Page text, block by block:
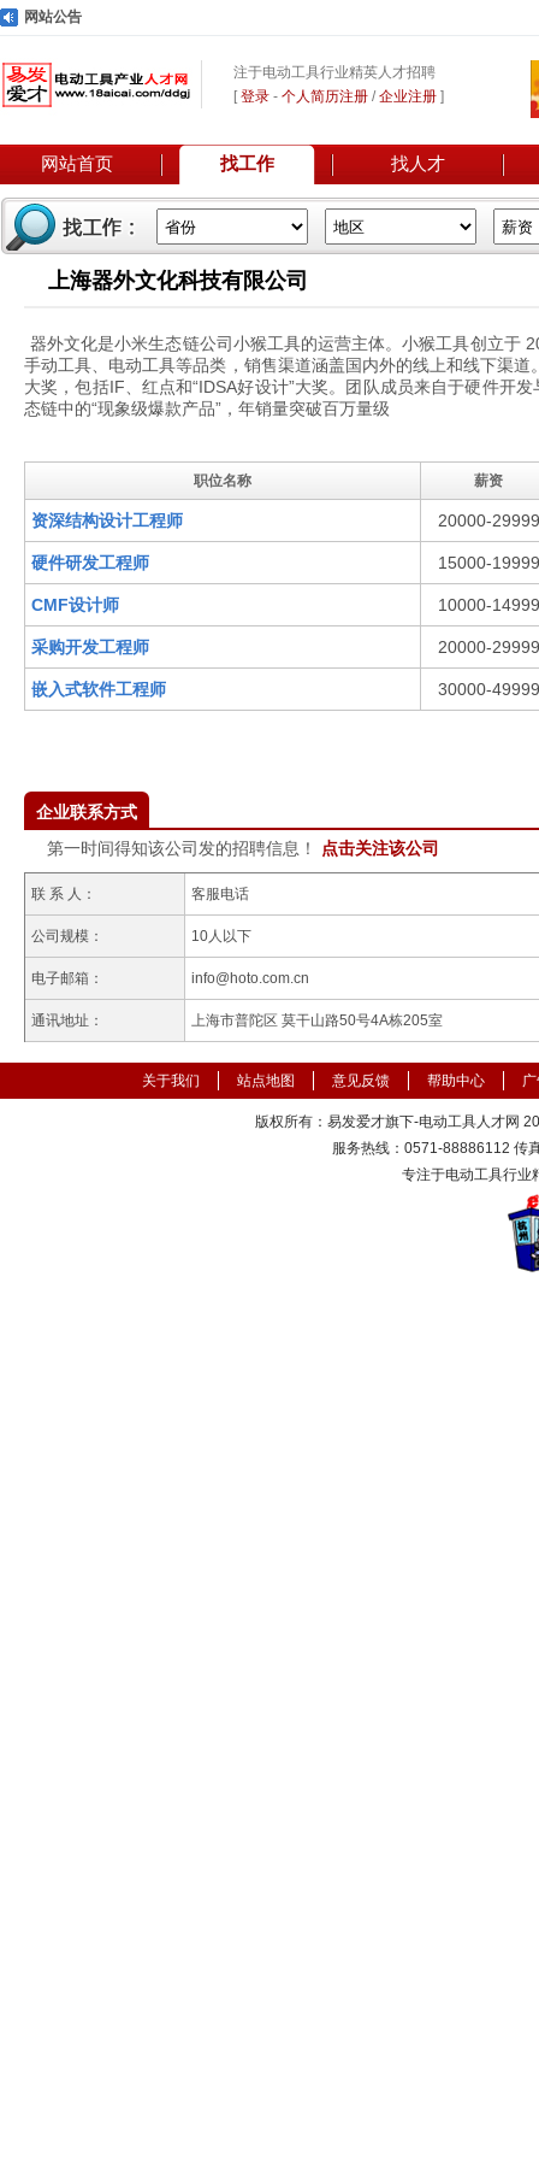
网站公告
注于电动工具行业精英人才招聘
[登录 - 个人简历注册 /企业注册 ]
网站首页 找工作 找人才
上海器外文化科技有限公司
器外文化是小米生态链公司小猴工具的运营主体。小猴工具创立于
手动工具、电动工具等品类，销售渠道涵盖国内外的线上和线下渠
大奖，包括IF、红点和“IDSA好设计”大奖。团队成员来自于硬件开
态链中的“现象级爆款产品”，年销量突破百万量级
职位名称 薪资
资深结构设计工程师 20000-29999
硬件研发工程师 15000-19999
CMF设计师 10000-14999
采购开发工程师 20000-29999
嵌入式软件工程师 30000-49999
企业联系方式
第一时间得知该公司发的招聘信息！
点击关注该公司
联 系 人： 客服电话
公司规模： 10人以下
电子邮箱： info@hoto.com.cn
通讯地址： 上海市普陀区 莫干山路50号4A栋205室
关于我们 站点地图 意见反馈 帮助中心
版权所有：易发爱才旗下-电动工具人才网
服务热线：0571-88886112 传
专注于电动工具行业